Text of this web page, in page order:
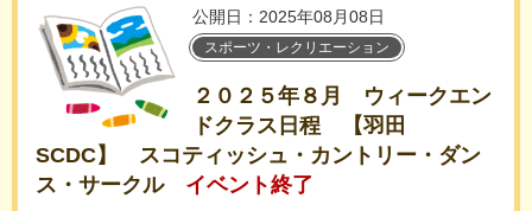
公開日：2025年08月08日
スポーツ・レクリエーション
２０２５年８月 ウィークエン
ドクラス日程 【羽田
SCDC】 スコティッシュ・カントリー・ダン
ス・サークル
イベント終了